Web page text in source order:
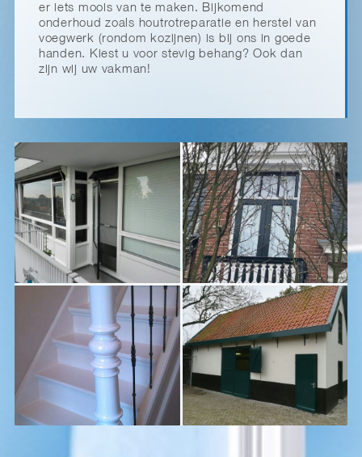
er iets moois van te maken. Bijkomend
onderhoud zoals houtrotreparatie en herstel van
voegwerk (rondom kozijnen) is bij ons in goede
handen. Kiest u voor stevig behang? Ook dan
zijn wij uw vakman!